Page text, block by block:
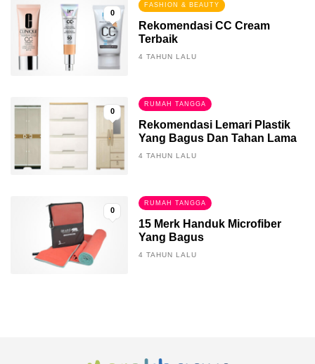
0
FASHION & BEAUTY
Rekomendasi CC Cream
Terbaik
4 TAHUN LALU
0
RUMAH TANGGA
Rekomendasi Lemari Plastik
Yang Bagus Dan Tahan Lama
4 TAHUN LALU
0
RUMAH TANGGA
15 Merk Handuk Microfiber
Yang Bagus
4 TAHUN LALU